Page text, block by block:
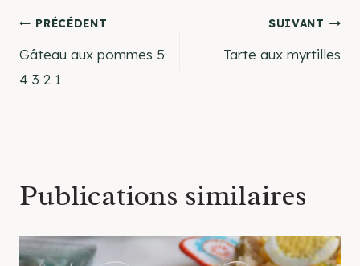
Navigation
de
PRÉCÉDENT
Gâteau aux pommes 5
4 3 2 1
SUIVANT
Tarte aux myrtilles
Publications similaires